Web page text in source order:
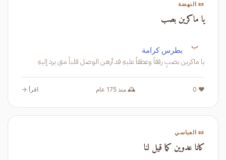
📜 النهضة
يا ماكرين بصب
ب بطرس كرامة
يا ماكرين بصبٍ رفقاً وعطفاً عليهِ قد أرهن الوصل قلباً متى يرد إليهِ
❤️ 0 🕰️ منذ 175 عام اقرأ →
📜 العباسي
كانا عدوين كما قيل لنا